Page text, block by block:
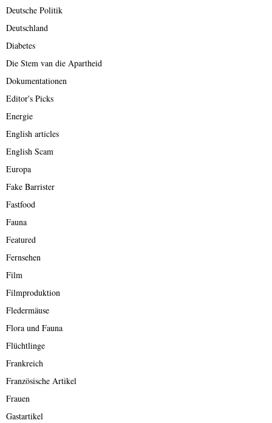
Deutsche Politik
Deutschland
Diabetes
Die Stem van die Apartheid
Dokumentationen
Editor's Picks
Energie
English articles
English Scam
Europa
Fake Barrister
Fastfood
Fauna
Featured
Fernsehen
Film
Filmproduktion
Fledermäuse
Flora und Fauna
Flüchtlinge
Frankreich
Französische Artikel
Frauen
Gastartikel